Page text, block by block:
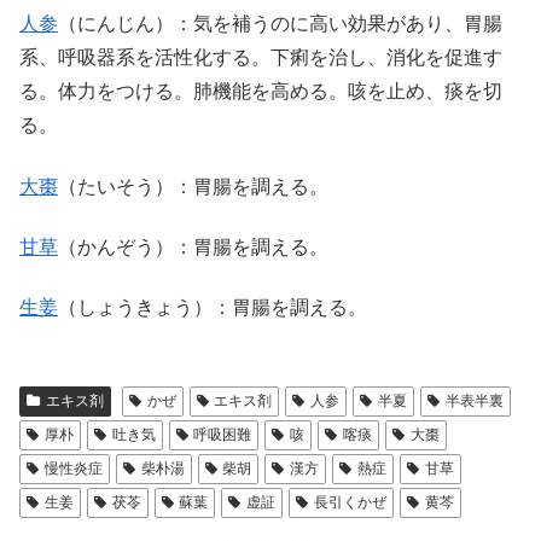
人参 （にんじん）：気を補うのに高い効果があり、胃腸
系、呼吸器系を活性化する。下痢を治し、消化を促進す
る。体力をつける。肺機能を高める。咳を止め、痰を切
る。
大棗 （たいそう）：胃腸を調える。
甘草 （かんぞう）：胃腸を調える。
生姜 （しょうきょう）：胃腸を調える。
エキス剤 かぜ エキス剤 人参 半夏
半表半裏
厚朴
吐き気 呼吸困難 咳 喀痰
大棗
慢性炎症
柴朴湯 柴胡 漢方 熱症
甘草
生姜
茯苓 蘇葉 虚証 長引くかぜ 黄芩